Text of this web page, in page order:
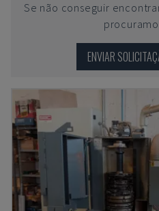
Se não conseguir
ENVIAR